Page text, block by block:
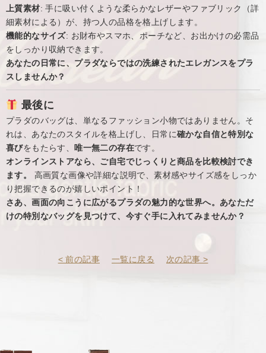
上質素材: 手に吸い付くような柔らかなレザーやファブリック（詳
細素材による）が、持つ人の品格を格上げします。
機能的なサイズ: お財布やスマホ、ポーチなど、お出かけの必需品
をしっかり収納できます。
あなたの日常に、プラダならではの洗練されたエレガンスをプラ
スしませんか？
最後に
プラダのバッグは、単なるファッション小物ではありません。そ
れは、あなたのスタイルを格上げし、日常に確かな自信と特別な
喜びをもたらす、 唯一無二の存在です。
オンラインストアなら、ご自宅でじっくりと商品を比較検討でき
ます。
高画質な画像や詳細な説明で、素材感やサイズ感をしっか
り把握できるのが嬉しいポイント！
さあ、画面の向こうに広がるプラダの魅力的な世界へ。あなただ
けの特別なバッグを見つけて、今すぐ手に入れてみませんか？
< 前の記事 一覧に戻る 次の記事 >